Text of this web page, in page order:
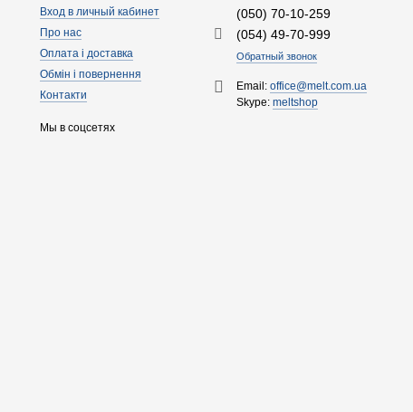
Вход в личный кабинет
Про нас
Оплата і доставка
Обмін і повернення
Контакти
Мы в соцсетях
(050) 70-10-259
(054) 49-70-999
Обратный звонок
Email:office@melt.com.ua
Skype:meltshop